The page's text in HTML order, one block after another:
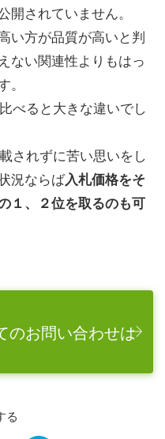
されていません。
い方が品質が高いと判
ない関連性よりもはっ
。
べると大きな違いでし
されずに苦い思いをし
況ならば入札価格をそ
１、２位を取るのも可
のお問い合わせは
る